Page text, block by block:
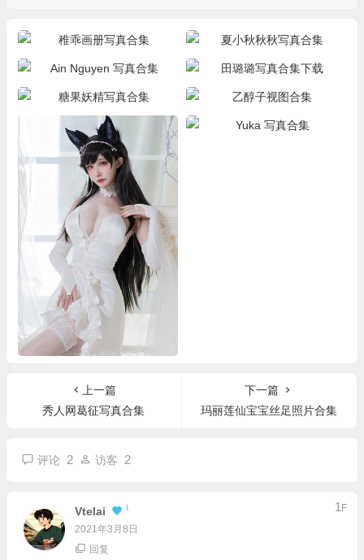
稚乖画册写真合集 夏小秋秋秋写真合集
Ain Nguyen 写真合集 田璐璐写真合集下载
糖果妖精写真合集 乙醇子视图合集
上一篇
秀人网葛征写真合集
下一篇
玛丽莲仙宝宝丝足照片合集
评论 2 访客 2
Vtelai 1
2021年3月8日
1 F
回复